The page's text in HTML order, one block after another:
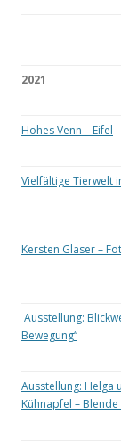
2021
Hohes Venn – Eifel
Vielfältige Tierwelt
Kersten Glaser –
Ausstellung:
Bewegung“
Ausstellung: Helga
Kühnapfel – Blende